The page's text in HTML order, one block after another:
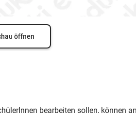
öffnen
bearbeiten sollen, können